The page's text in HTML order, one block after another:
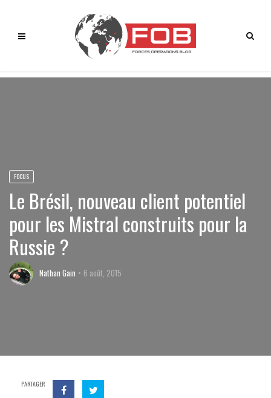
FOCUS
Le Brésil, nouveau client potentiel
pour les Mistral construits pour la
Russie ?
Nathan Gain 6 août, 2015
PARTAGER